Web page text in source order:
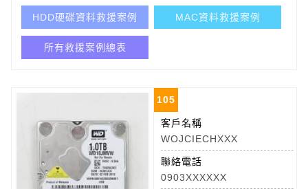
HDD硬碟資料救援案例 MAC資料救援案例
所有救援案例總表
105
客戶名稱
WOJCIECHXXX
聯絡電話
0903XXXXXX